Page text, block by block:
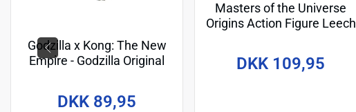
Godzilla x Kong: The New
Empire - Godzilla Original
DKK 89,95
Masters of the Universe
Origins Action Figure Leech
DKK 109,95